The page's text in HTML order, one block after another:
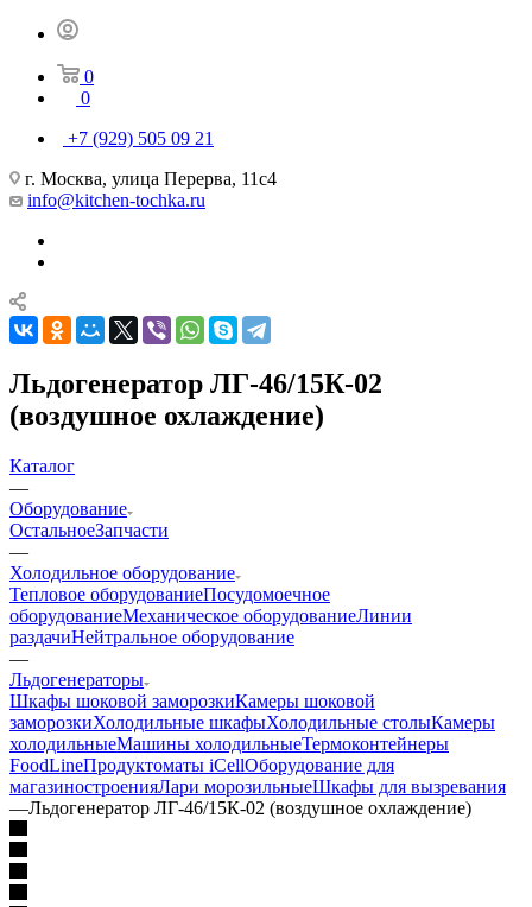
0
0
+7 (929) 505 09 21
г. Москва, улица Перерва, 11с4
info@kitchen-tochka.ru
Льдогенератор ЛГ-46/15К-02
(воздушное охлаждение)
Каталог
—
Оборудование
ОстальноеЗапчасти
—
Холодильное оборудование
Тепловое оборудованиеПосудомоечное
оборудованиеМеханическое оборудованиеЛинии
раздачиНейтральное оборудование
—
Льдогенераторы
Шкафы шоковой заморозкиКамеры шоковой
заморозкиХолодильные шкафыХолодильные столыКамеры
холодильныеМашины холодильныеТермоконтейнеры
FoodLineПродуктоматы iCellОборудование для
магазиностроенияЛари морозильныеШкафы для вызревания
—Льдогенератор ЛГ-46/15К-02 (воздушное охлаждение)